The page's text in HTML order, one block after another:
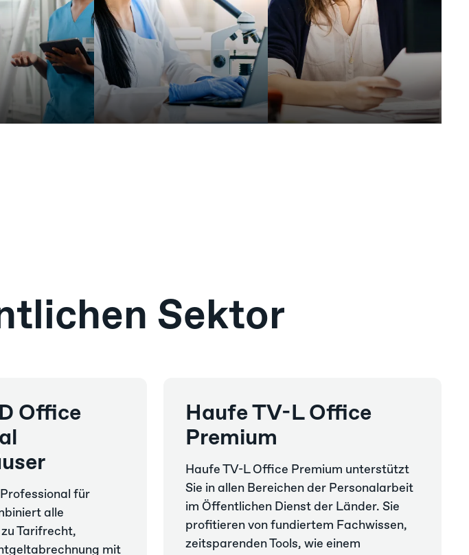
Sektor
Office
für
alle
Tarifrecht,
mit
Haufe TV-L Office
Premium
Haufe TV-L Office Premium unterstützt
Sie in allen Bereichen der Personalarbeit
im Öffentlichen Dienst der Länder. Sie
profitieren von fundiertem Fachwissen,
zeitsparenden Tools, wie einem